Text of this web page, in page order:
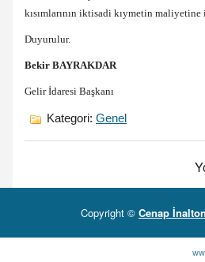
kısımlarının iktisadi kıymetin
Duyurulur.
Bekir BAYRAKDAR
Gelir İdaresi Başkanı
Kategori: Genel
Copyright © Cenap